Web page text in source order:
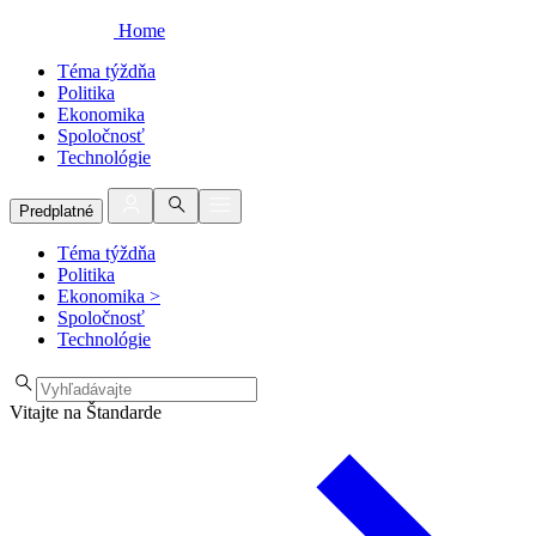
Home
Téma týždňa
Politika
Ekonomika
Spoločnosť
Technológie
Predplatné
Téma týždňa
Politika
Ekonomika >
Spoločnosť
Technológie
Vitajte na Štandarde